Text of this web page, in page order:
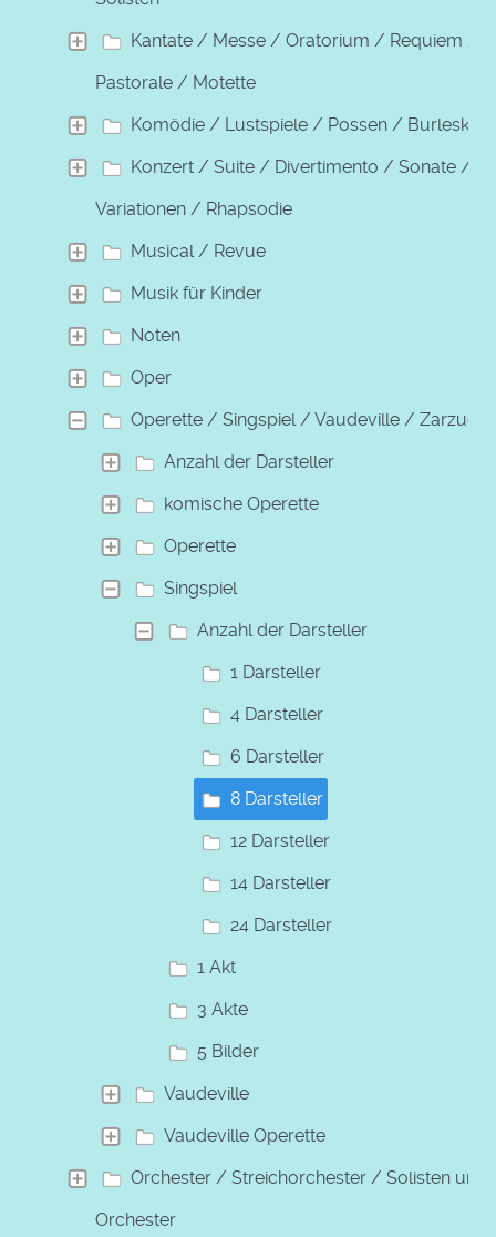
Kantate / Messe / Oratorium / Requiem /
Pastorale / Motette
Komödie / Lustspiele / Possen / Burleske
Konzert / Suite / Divertimento / Sonate /
Variationen / Rhapsodie
Musical / Revue
Musik für Kinder
Noten
Oper
Operette / Singspiel / Vaudeville / Zarzuela
Anzahl der Darsteller
komische Operette
Operette
Singspiel
Anzahl der Darsteller
1 Darsteller
4 Darsteller
6 Darsteller
8 Darsteller
12 Darsteller
14 Darsteller
24 Darsteller
1 Akt
3 Akte
5 Bilder
Vaudeville
Vaudeville Operette
Orchester / Streichorchester / Solisten und
Orchester